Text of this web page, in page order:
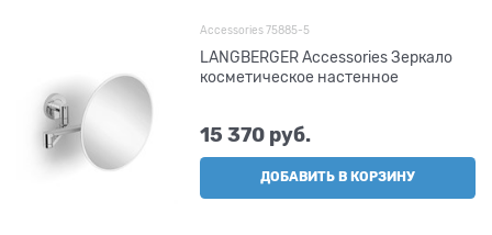
Accessories 75885-5
LANGBERGER Accessories Зеркало
косметическое настенное
15 370 руб.
ДОБАВИТЬ В КОРЗИНУ